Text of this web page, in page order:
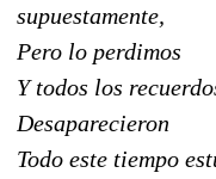
supuestamente,
Pero lo perdimos
Y todos los
Desaparecieron
Todo este tiempo